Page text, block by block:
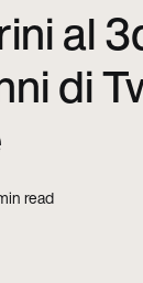
al
di
read